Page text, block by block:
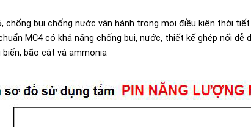
chống bụi chống nước vận hành trong mọi điều kiện thời tiết
MC4 có khả năng chống bụi, nước, thiết kế ghép nối dễ
bão cát và ammonia​